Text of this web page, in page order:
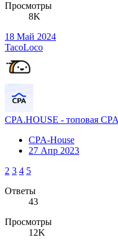
Просмотры
8K
18 Май 2024
TacoLoco
CPA.HOUSE - топовая
CPA-House
27 Апр 2023
2 3 4 5
Ответы
43
Просмотры
12K